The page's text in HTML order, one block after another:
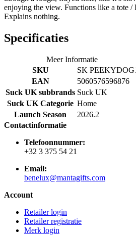
enjoying the view. Functions like a tote /
Explains nothing.
Specificaties
Meer Informatie
SKU
SK
EAN
5060576596876
Suck UK subbrands Suck UK
Suck UK Categorie Home
Launch Season
2026.2
Contactinformatie
Telefoonnummer:
+32 3 375 54 21
Email:
benelux@mantagifts.com
Account
Retailer login
Retailer registratie
Merk login